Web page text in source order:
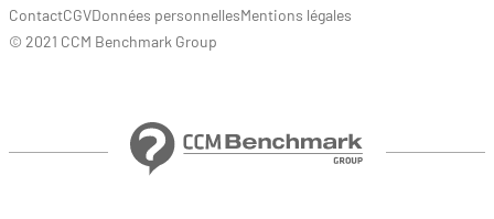
ContactCGVDonnées personnellesMentions légales
© 2021 CCM Benchmark Group